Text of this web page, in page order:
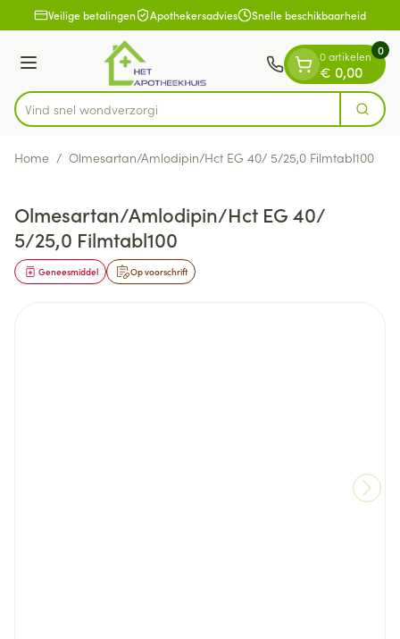
Ga naar de inhoud
1 van 1Veilige betalingen Apothekersadvies Snelle beschikbaarheid
Menu
Product, merk, categorie...
Vind snel won Zoek
0 artikelen
€ 0,00
0
Home / Olmesartan/Amlodipin/Hct EG 40/ 5/25,0 Filmtabl100
Olmesartan/Amlodipin/Hct EG 40/
5/25,0 Filmtabl100
Op voorschrift
Geneesmiddel